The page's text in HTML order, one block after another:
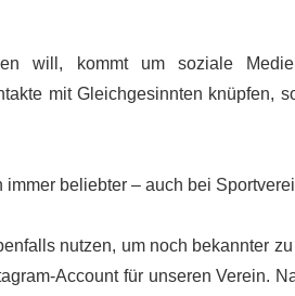
will, kommt um soziale
mit Gleichgesinnten knüpfen,
beliebter – auch bei
nutzen, um noch bekannter
Account für unseren Verein.